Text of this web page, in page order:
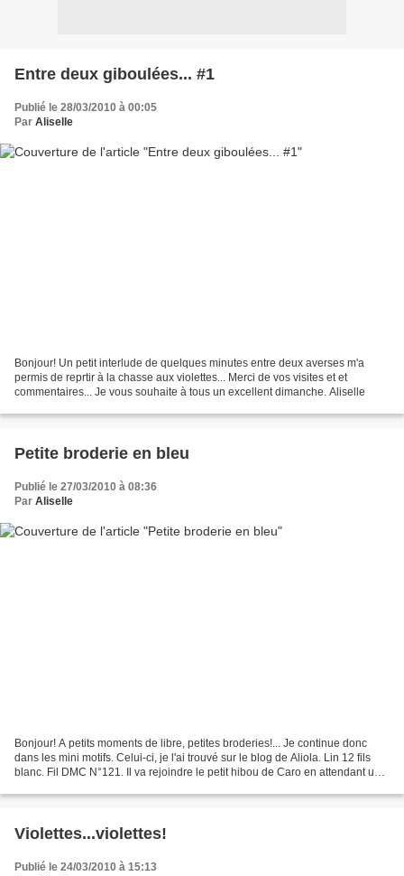
Entre deux giboulées... #1
Publié le 28/03/2010 à 00:05
Par Aliselle
Bonjour! Un petit interlude de quelques minutes entre deux averses m'a
permis de reprtir à la chasse aux violettes... Merci de vos visites et et
commentaires... Je vous souhaite à tous un excellent dimanche. Aliselle
Petite broderie en bleu
Publié le 27/03/2010 à 08:36
Par Aliselle
Bonjour! A petits moments de libre, petites broderies!... Je continue donc
dans les mini motifs. Celui-ci, je l'ai trouvé sur le blog de Aliola. Lin 12 fils
blanc. Fil DMC N°121. Il va rejoindre le petit hibou de Caro en attendant une
Violettes...violettes!
Publié le 24/03/2010 à 15:13